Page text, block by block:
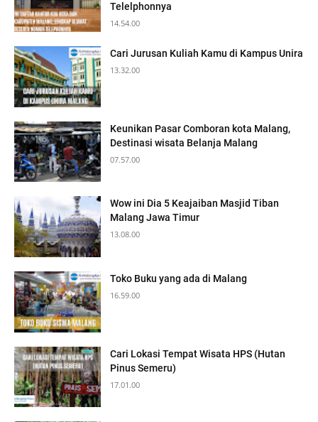
Telelphonnya
14.54.00
Cari Jurusan Kuliah Kamu di Kampus Unira
13.32.00
Keunikan Pasar Comboran kota Malang,
Destinasi wisata Belanja Malang
07.57.00
Wow ini Dia 5 Keajaiban Masjid Tiban
Malang Jawa Timur
13.08.00
Toko Buku yang ada di Malang
16.59.00
Cari Lokasi Tempat Wisata HPS (Hutan
Pinus Semeru)
17.01.00